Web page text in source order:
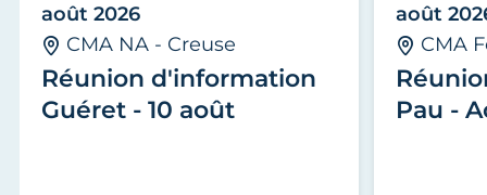
Réunion d'information
Guéret - 10 août
août 2026
CMA NA - Creuse
Pau -
août
CMA